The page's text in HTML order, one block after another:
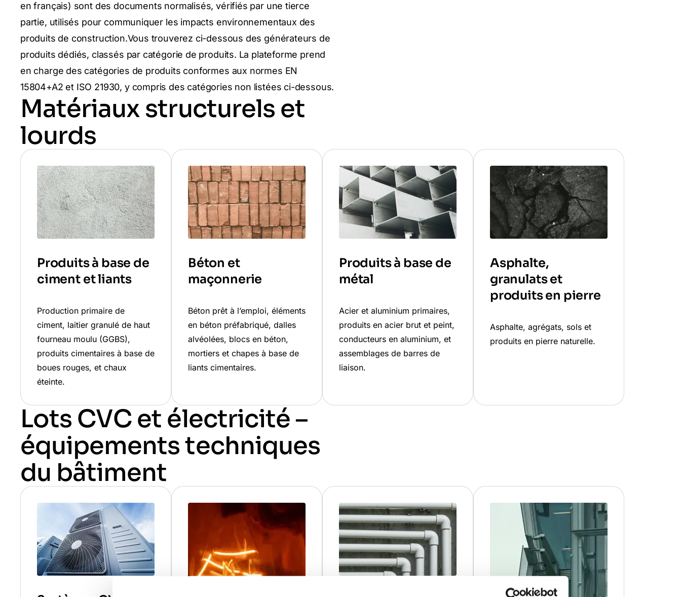
en français) sont des documents normalisés, vérifiés par une tierce
partie, utilisés pour communiquer les impacts environnementaux des
produits de construction.Vous trouverez ci-dessous des générateurs de
produits dédiés, classés par catégorie de produits. La plateforme prend
en charge des catégories de produits conformes aux normes EN
15804+A2 et ISO 21930, y compris des catégories non listées ci-dessous.
Matériaux structurels et
lourds
Produits à base de
ciment et liants
Production primaire de
ciment, laitier granulé de haut
fourneau moulu (GGBS),
produits cimentaires à base de
boues rouges, et chaux
éteinte.
Béton et
maçonnerie
Béton prêt à l’emploi, éléments
en béton préfabriqué, dalles
alvéolées, blocs en béton,
mortiers et chapes à base de
liants cimentaires.
Produits à base de
métal
Acier et aluminium primaires,
produits en acier brut et peint,
conducteurs en aluminium, et
assemblages de barres de
liaison.
Asphalte,
granulats et
produits en pierre
Asphalte, agrégats, sols et
produits en pierre naturelle.
Lots CVC et électricité –
équipements techniques
du bâtiment